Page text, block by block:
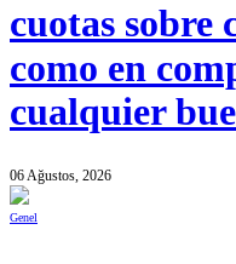
cuotas
como en
cualquier
06 Ağustos, 2026
Genel